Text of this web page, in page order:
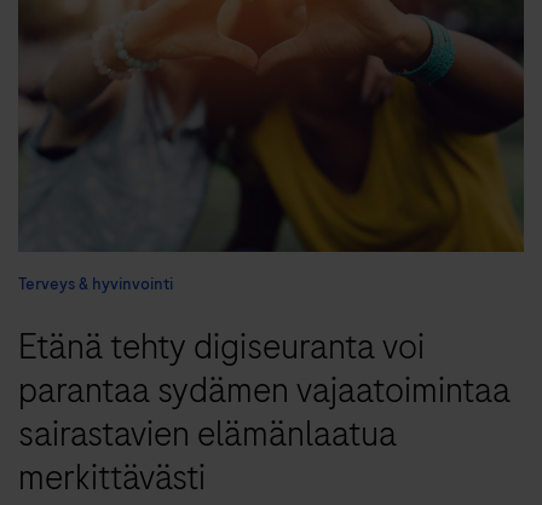
Terveys & hyvinvointi
Etänä tehty digiseuranta voi
parantaa sydämen vajaatoimintaa
sairastavien elämänlaatua
merkittävästi